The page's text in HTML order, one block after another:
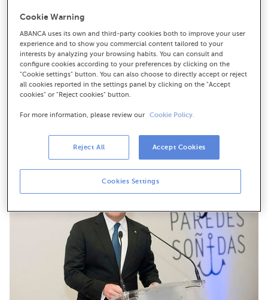
Descarga en alta resolución
Cookie Warning
ABANCA uses its own and third-party cookies both to improve your user
experience and to show you commercial content tailored to your
interests by analyzing your browsing habits. You can consult and
configure cookies according to your preferences by clicking on the
"Cookie settings" button. You can also choose to directly accept or reject
all cookies reported in the settings panel by clicking on the "Accept
cookies" or "Reject cookies" button.
For more information, please review our Cookie Policy.
Cookies Settings
Reject All Accept Cookies